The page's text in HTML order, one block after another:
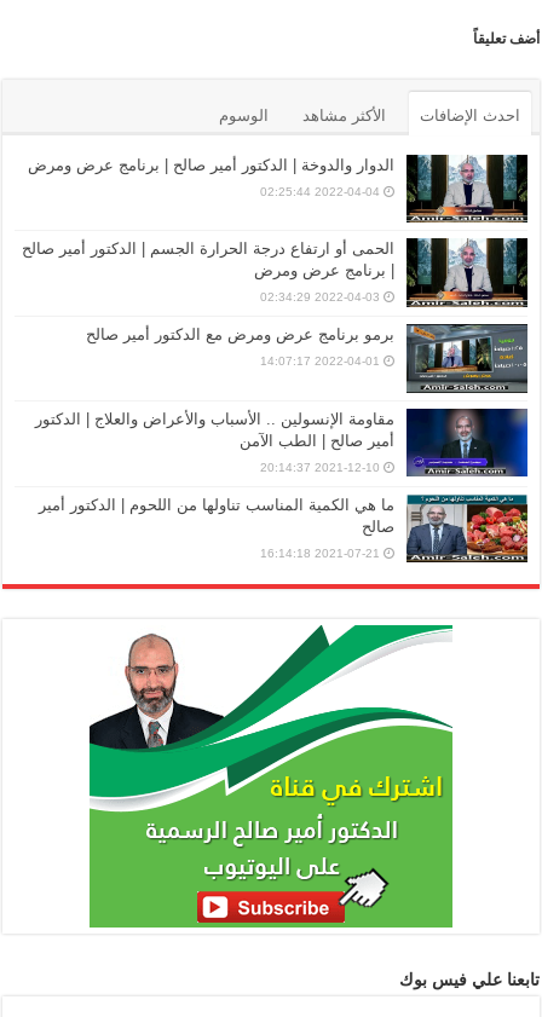
أضف تعليقاً
احدث الإضافات الأكثر مشاهد الوسوم
الدوار والدوخة | الدكتور أمير صالح | برنامج عرض ومرض
2022-04-04 02:25:44
الحمى أو ارتفاع درجة الحرارة الجسم | الدكتور أمير صالح
| برنامج عرض ومرض
2022-04-03 02:34:29
برمو برنامج عرض ومرض مع الدكتور أمير صالح
2022-04-01 14:07:17
مقاومة الإنسولين .. الأسباب والأعراض والعلاج | الدكتور
أمير صالح | الطب الآمن
2021-12-10 20:14:37
ما هي الكمية المناسب تناولها من اللحوم | الدكتور أمير
صالح
2021-07-21 16:14:18
تابعنا علي فيس بوك